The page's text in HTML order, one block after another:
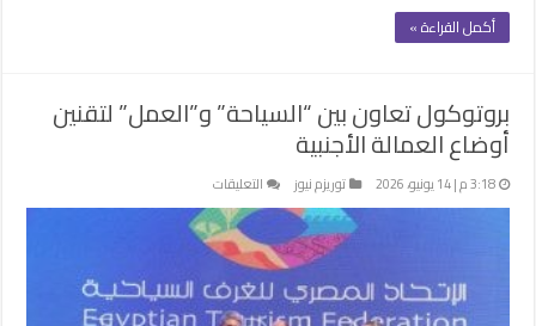
أكمل القراءة »
بروتوكول تعاون بين “السياحة” و”العمل” لتقنين
أوضاع العمالة الأجنبية
3:18 م | 14 يونيو، 2026 توريزم نيوز التعليقات
بروتوكول
تعاون
بين
“السياحة”
و”العمل”